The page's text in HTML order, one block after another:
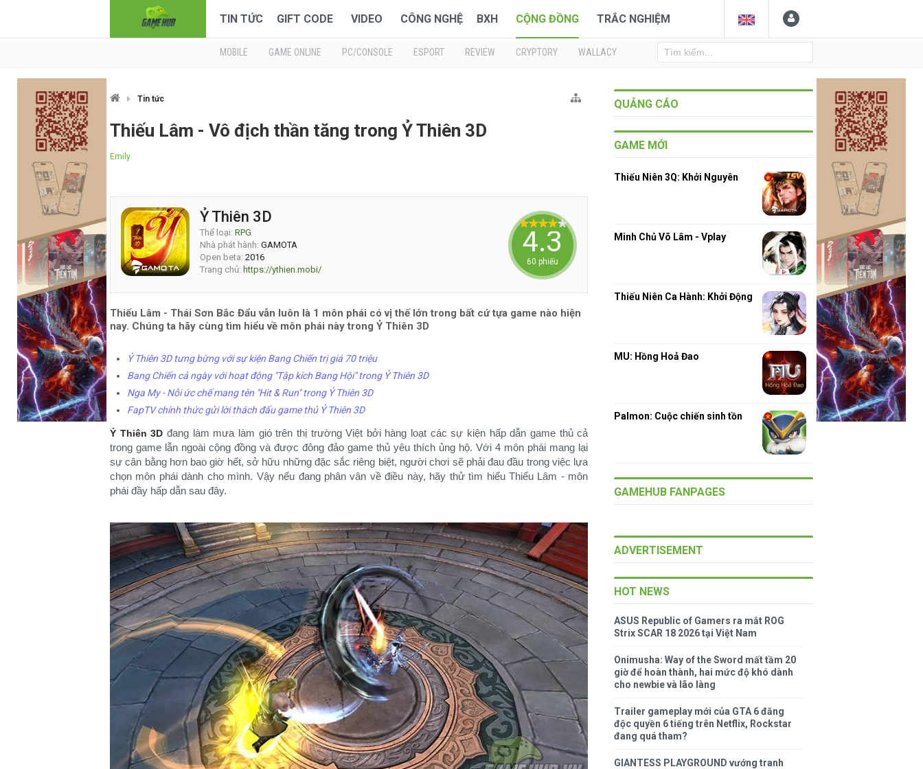
TIN TỨC GIFT CODE VIDEO CÔNG NGHỆ BXH CỘNG ĐỒNG TRẮC NGHIỆM
MOBILE GAME ONLINE PC/CONSOLE ESPORT REVIEW CRYPTORY WALLACY
Tin tức
Thiếu Lâm - Vô địch thần tăng trong Ỷ Thiên 3D
Emily
Ỷ Thiên 3D
Thể loại: RPG
Nhà phát hành: GAMOTA
Open beta: 2016
Trang chủ: https://ythien.mobi/
4.33333
60 phiếu
Thiếu Lâm - Thái Sơn Bắc Đẩu vẫn luôn là 1 môn phái có vị thế lớn trong bất cứ tựa game nào hiện
nay. Chúng ta hãy cùng tìm hiểu về môn phái này trong Ỷ Thiên 3D
Ỷ Thiên 3D tưng bừng với sự kiện Bang Chiến trị giá 70 triệu
Bang Chiến cả ngày với hoạt động "Tập kích Bang Hội" trong Ỷ Thiên 3D
Nga My - Nỗi ức chế mang tên "Hit & Run" trong Ỷ Thiên 3D
FapTV chính thức gửi lời thách đấu game thủ Ỷ Thiên 3D
Ỷ Thiên 3D đang làm mưa làm gió trên thị trường Việt bởi hàng loạt các sự kiện hấp dẫn game thủ cả
trong game lẫn ngoài cộng đồng và được đông đảo game thủ yêu thích ủng hộ. Với 4 môn phái mang lại
sự cân bằng hơn bao giờ hết, sở hữu những đặc sắc riêng biệt, người chơi sẽ phải đau đầu trong việc lựa
chọn môn phái dành cho mình. Vậy nếu đang phân vân về điều này, hãy thử tìm hiểu Thiếu Lâm - môn
phái đầy hấp dẫn sau đây.
QUẢNG CÁO
GAME MỚI
Thiếu Niên 3Q: Khởi Nguyên
Minh Chủ Võ Lâm - Vplay
Thiếu Niên Ca Hành: Khởi Động
MU: Hồng Hoả Đao
Palmon: Cuộc chiến sinh tồn
GAMEHUB FANPAGES
ADVERTISEMENT
HOT NEWS
ASUS Republic of Gamers ra mắt ROG
Strix SCAR 18 2026 tại Việt Nam
Onimusha: Way of the Sword mất tầm 20
giờ để hoàn thành, hai mức độ khó dành
cho newbie và lão làng
Trailer gameplay mới của GTA 6 đăng
độc quyền 6 tiếng trên Netflix, Rockstar
đang quá tham?
GIANTESS PLAYGROUND vướng tranh